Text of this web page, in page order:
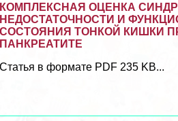
КОМПЛЕКСНАЯ ОЦЕНКА
НЕДОСТАТОЧНОСТИ И
СОСТОЯНИЯ ТОНКОЙ КИШКИ
ПАНКРЕАТИТЕ
Статья в формате PDF 235 KB...